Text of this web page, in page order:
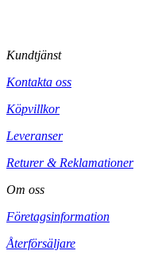
Kundtjänst
Kontakta oss
Köpvillkor
Leveranser
Returer & Reklamationer
Om oss
Företagsinformation
Återförsäljare